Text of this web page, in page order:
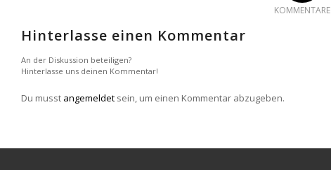
KOMMENTARE
Hinterlasse einen Kommentar
An der Diskussion beteiligen?
Hinterlasse uns deinen Kommentar!
Du musst angemeldet sein, um einen Kommentar abzugeben.